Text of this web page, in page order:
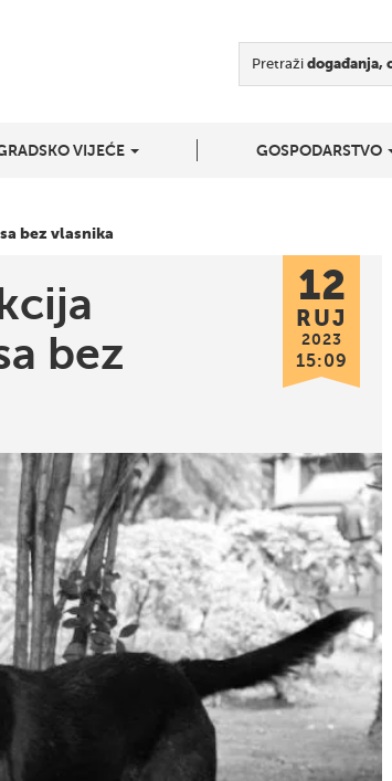
Pretraži događanja,
VIJEĆE GOSPODARSTVO
bez vlasnika
bez
12
RUJ
2023
15:09